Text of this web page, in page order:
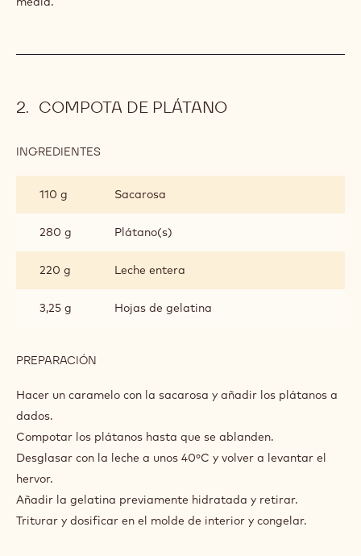
COMPOTA DE PLÁTANO
INGREDIENTES
PLÁTANO
110 g Sacarosa
280 g Plátano(s)
220 g Leche entera
3,25 g Hojas de gelatina
PREPARACIÓN
DE
Hacer un caramelo con la sacarosa y añadir los plátanos a
dados.
Compotar los plátanos hasta que se ablanden.
Desglasar con la leche a unos 40ºC y volver a levantar el
hervor.
Añadir la gelatina previamente hidratada y retirar.
Triturar y dosificar en el molde de interior y congelar.